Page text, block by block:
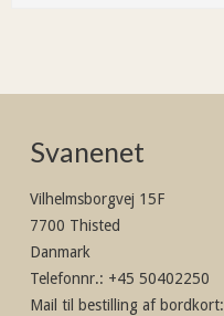
Svanenet
Vilhelmsborgvej 15F
7700 Thisted
Danmark
Telefonnr.: +45 50402250
Mail til bestilling af bordkort: